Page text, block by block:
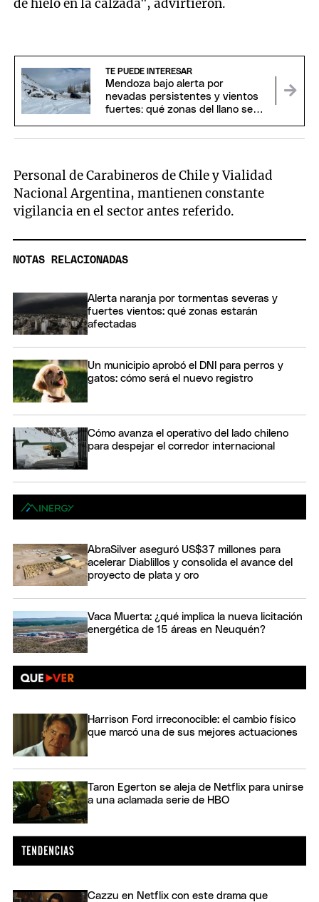
de hielo en la calzada”, advirtieron.
TE PUEDE INTERESAR
Mendoza bajo alerta por
nevadas persistentes y vientos
fuertes: qué zonas del llano se
Personal de Carabineros de Chile y Vialidad
Nacional Argentina, mantienen constante
vigilancia en el sector antes referido.
NOTAS RELACIONADAS
Alerta naranja por tormentas severas y
fuertes vientos: qué zonas estarán
afectadas
Un municipio aprobó el DNI para perros y
gatos: cómo será el nuevo registro
Cómo avanza el operativo del lado chileno
para despejar el corredor internacional
AbraSilver aseguró US$37 millones para
acelerar Diablillos y consolida el avance del
proyecto de plata y oro
Vaca Muerta: ¿qué implica la nueva licitación
energética de 15 áreas en Neuquén?
Harrison Ford irreconocible: el cambio físico
que marcó una de sus mejores actuaciones
Taron Egerton se aleja de Netflix para unirse
a una aclamada serie de HBO
Cazzu en Netflix con este drama que